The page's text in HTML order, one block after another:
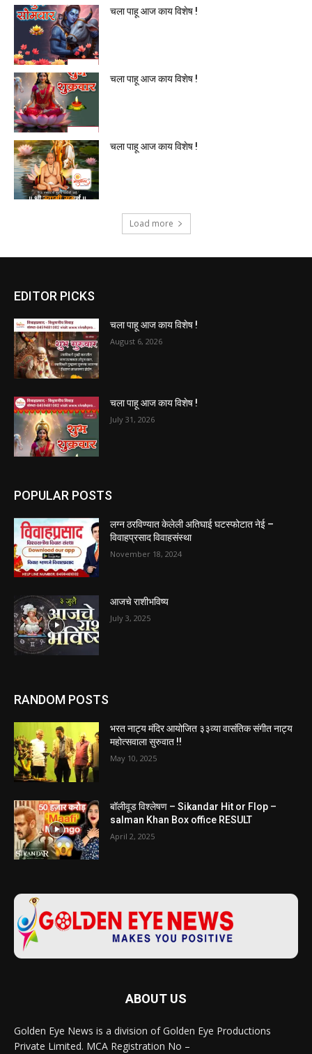
चला पाहू आज काय विशेष !
चला पाहू आज काय विशेष !
चला पाहू आज काय विशेष !
Load more
EDITOR PICKS
चला पाहू आज काय विशेष !
August 6, 2026
चला पाहू आज काय विशेष !
July 31, 2026
POPULAR POSTS
लग्न ठरविण्यात केलेली अतिघाई घटस्फोटात नेई –
विवाहप्रसाद विवाहसंस्था
November 18, 2024
आजचे राशीभविष्य
July 3, 2025
RANDOM POSTS
भरत नाट्य मंदिर आयोजित ३३व्या वासंतिक संगीत नाट्य
महोत्सवाला सुरुवात !!
May 10, 2025
बॉलीवूड विश्लेषण – Sikandar Hit or Flop –
salman Khan Box office RESULT
April 2, 2025
ABOUT US
Golden Eye News is a division of Golden Eye Productions
Private Limited. MCA Registration No –